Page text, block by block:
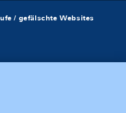
/ gefälschte Websites